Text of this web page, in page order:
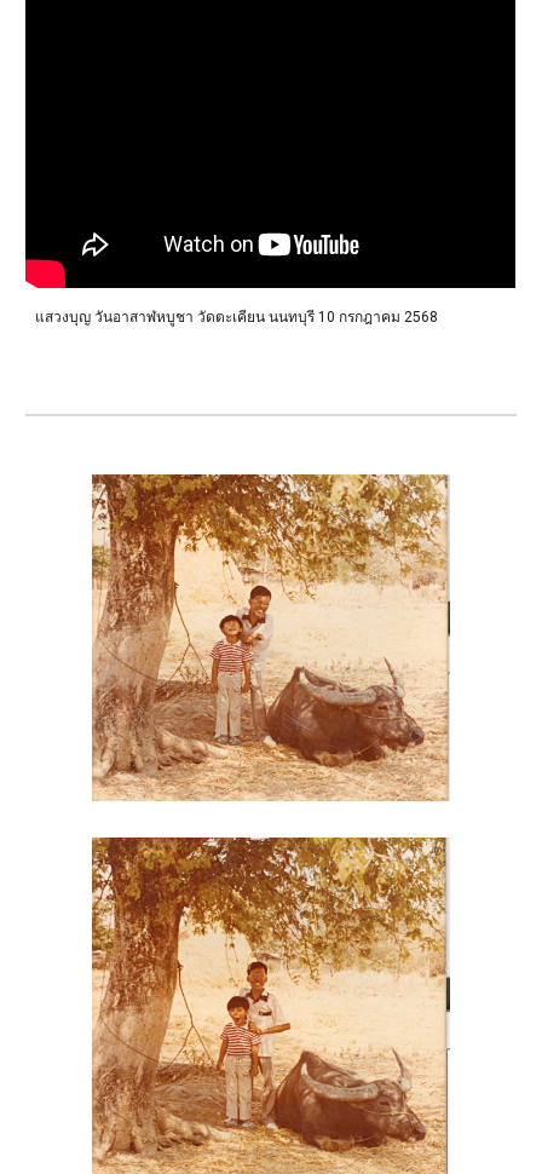
แสวงบุญ วันอาสาฬหบูชา วัดตะเคียน นนทบุรี 10 กรกฎาคม 2568